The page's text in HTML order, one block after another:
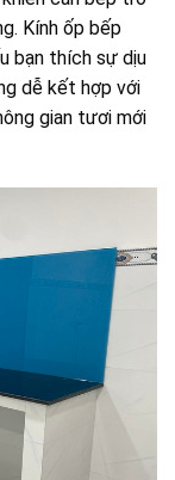
Kính ốp bếp
bạn thích sự dịu
dễ kết hợp với
gian tươi mới